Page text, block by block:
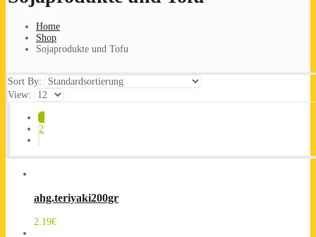
Home
Shop
Sojaprodukte und Tofu
Sort By:
View:
1
2
ahg.teriyaki200gr
2.19€